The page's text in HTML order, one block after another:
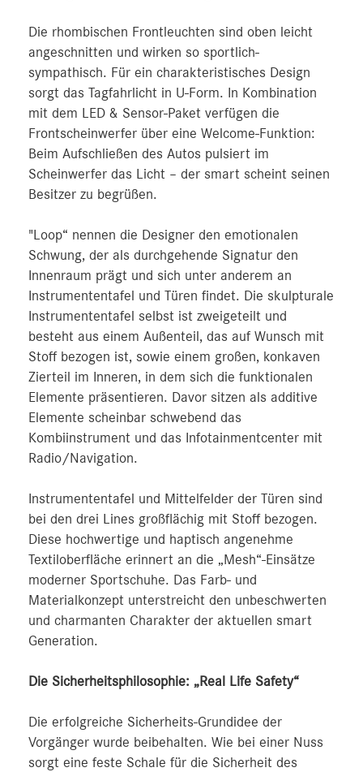
Die rhombischen Frontleuchten sind oben leicht
angeschnitten und wirken so sportlich-
sympathisch. Für ein charakteristisches Design
sorgt das Tagfahrlicht in U-Form. In Kombination
mit dem LED & Sensor-Paket verfügen die
Frontscheinwerfer über eine Welcome-Funktion:
Beim Aufschließen des Autos pulsiert im
Scheinwerfer das Licht – der smart scheint seinen
Besitzer zu begrüßen.
"Loop“ nennen die Designer den emotionalen
Schwung, der als durchgehende Signatur den
Innenraum prägt und sich unter anderem an
Instrumententafel und Türen findet. Die skulpturale
Instrumententafel selbst ist zweigeteilt und
besteht aus einem Außenteil, das auf Wunsch mit
Stoff bezogen ist, sowie einem großen, konkaven
Zierteil im Inneren, in dem sich die funktionalen
Elemente präsentieren. Davor sitzen als additive
Elemente scheinbar schwebend das
Kombiinstrument und das Infotainmentcenter mit
Radio/Navigation.
Instrumententafel und Mittelfelder der Türen sind
bei den drei Lines großflächig mit Stoff bezogen.
Diese hochwertige und haptisch angenehme
Textiloberfläche erinnert an die „Mesh“-Einsätze
moderner Sportschuhe. Das Farb- und
Materialkonzept unterstreicht den unbeschwerten
und charmanten Charakter der aktuellen smart
Generation.
Die Sicherheitsphilosophie: „Real Life Safety“
Die erfolgreiche Sicherheits-Grundidee der
Vorgänger wurde beibehalten. Wie bei einer Nuss
sorgt eine feste Schale für die Sicherheit des